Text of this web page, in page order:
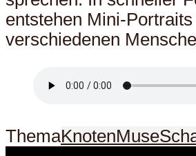
entstehen Mini-
verschiedenen
ThemaKnotenMuse